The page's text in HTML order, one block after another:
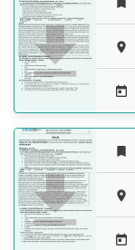
 




